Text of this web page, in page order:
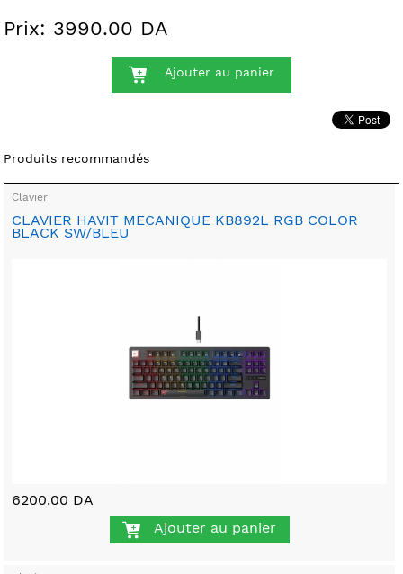
Prix: 3990.00 DA
Ajouter au panier
Produits recommandés
Clavier
CLAVIER HAVIT MECANIQUE KB892L RGB COLOR
BLACK SW/BLEU
6200.00 DA
Ajouter au panier